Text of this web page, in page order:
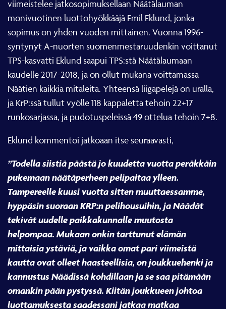
monivuotinen luottohyökkääjä Emil Eklund, jonka
sopimus on yhden vuoden mittainen. Vuonna 1996-
syntynyt A-nuorten suomenmestaruudenkin voittanut
TPS-kasvatti Eklund saapui TPS:stä Näätälaumaan
kaudelle 2017-2018, ja on ollut mukana voittamassa
Näätien kaikkia mitaleita. Yhteensä liigapelejä on uralla,
ja KrP:ssä tullut vyölle 118 kappaletta tehoin 22+17
runkosarjassa, ja pudotuspeleissä 49 ottelua tehoin 7+8.
Eklund kommentoi jatkoaan itse seuraavasti,
”Todella siistiä päästä jo kuudetta vuotta peräkkäin
pukemaan näätäperheen pelipaitaa ylleen.
Tampereelle kuusi vuotta sitten muuttaessamme,
hyppäsin suoraan KRP:n pelihousuihin, ja Näädät
tekivät uudelle paikkakunnalle muutosta
helpompaa. Mukaan onkin tarttunut elämän
mittaisia ystäviä, ja vaikka omat pari viimeistä
kautta ovat olleet haasteellisia, on joukkuehenki ja
kannustus Näädissä kohdillaan ja se saa pitämään
omankin pään pystyssä. Kiitän joukkueen johtoa
luottamuksesta saadessani jatkaa matkaa